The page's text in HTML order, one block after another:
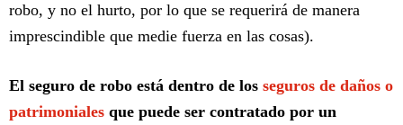
robo, y no el hurto, por lo que se requerirá de manera
imprescindible que medie fuerza en las cosas).
El seguro de robo está dentro de los seguros de daños o
patrimoniales que puede ser contratado por un